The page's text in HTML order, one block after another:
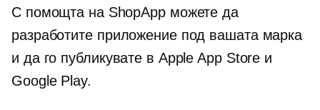
С помощта на ShopApp можете да
разработите приложение под вашата марка
и да го публикувате в Apple App Store и
Google Play.